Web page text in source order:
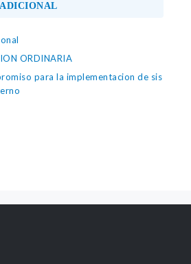
ORDINARIA
para la implementacion de sis